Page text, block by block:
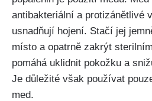
antibakteriální ⁤a ‌protizánětlivé
usnadňují hojení.⁢ Stačí jej‌
místo‍ a‍ opatrně zakrýt
pomáhá ⁤uklidnit pokožku a⁢
Je ⁢důležité však používat
⁢med.